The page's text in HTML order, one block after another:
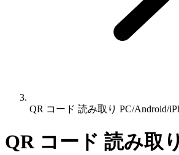
QR コード 読み取り PC/Android/
QR コード 読み取り